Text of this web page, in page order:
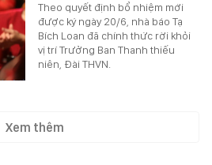
Theo quyết định bổ nhiệm mới
được ký ngày 20/6, nhà báo Tạ
Bích Loan đã chính thức rời khỏi
vị trí Trưởng Ban Thanh thiếu
niên, Đài THVN.
Xem thêm